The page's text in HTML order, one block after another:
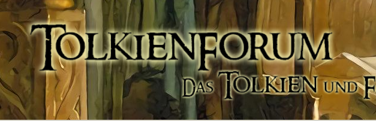
Zu Inhalt springen